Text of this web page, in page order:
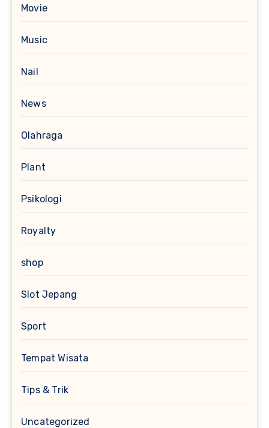
Movie
Music
Nail
News
Olahraga
Plant
Psikologi
Royalty
shop
Slot Jepang
Sport
Tempat Wisata
Tips & Trik
Uncategorized